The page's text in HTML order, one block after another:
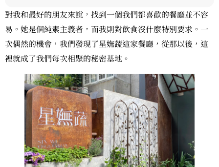
對我和最好的朋友來說，找到一個我們都喜歡的餐廳並不容
易。她是個純素主義者，而我則對飲食沒什麼特別要求。一
次偶然的機會，我們發現了星嫵蔬這家餐廳，從那以後，這
裡就成了我們每次相聚的秘密基地。